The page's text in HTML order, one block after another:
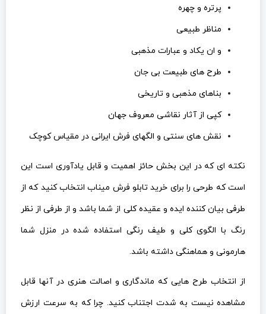
پرتره و چهره
مناظر طبیعی
و ان یکاد و عبارات مذهبی
طرح های طبیعت بی جان
بناهای مذهبی و تاریخی
کپی از آثار نقاشی معروف جهان
نقش های سنتی و الگهای فرش ایرانی در مقیاس کوچک
نکته ای که در این بخش حائز اهمیت و قابل یادآوری است این
است که طرحی را برای خرید تابلو فرش میناب انتخاب کنید که از
طرفی بیان کننده ایده و عقیده کلی از شما باشد و از طرفی از نظر
رنگ با الگوی کلی و طیف رنگی استفاده شده در منزل شما
هارمونی و هماهنگی داشته باشد.
از انتخاب طرح هایی که ماندگاری و اصالت هنری در آنها قابل
مشاهده نیست به شدت اجتناب کنید. چرا که به سرعت ارزش